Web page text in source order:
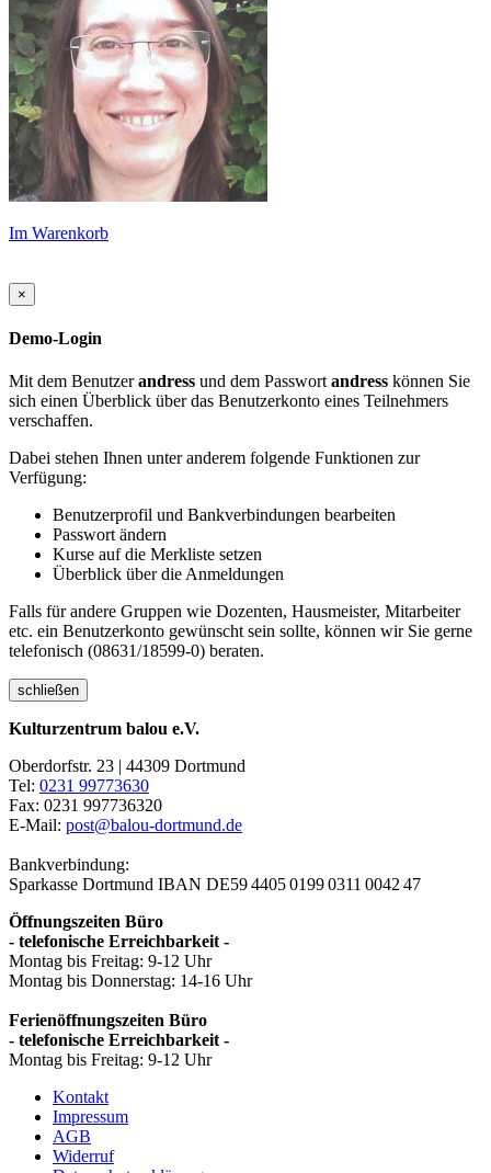
Im Warenkorb
×
Demo-Login
Mit dem Benutzerandress und dem Passwort andress können Sie
sich einen Überblick über das Benutzerkonto eines Teilnehmers
verschaffen.
Dabei stehen Ihnen unter anderem folgende Funktionen zur
Verfügung:
Benutzerprofil und Bankverbindungen bearbeiten
Passwort ändern
Kurse auf die Merkliste setzen
Überblick über die Anmeldungen
Falls für andere Gruppen wie Dozenten, Hausmeister, Mitarbeiter
etc. ein Benutzerkonto gewünscht sein sollte, können wir Sie gerne
telefonisch (08631/18599-0) beraten.
schließen
Kulturzentrum balou e.V.
Oberdorfstr. 23 | 44309 Dortmund
Tel: 0231 99773630
Fax: 0231 997736320
E-Mail: post@balou-dortmund.de
Bankverbindung:
Sparkasse Dortmund IBAN DE59 4405 0199 0311 0042 47
Öffnungszeiten Büro
- telefonische Erreichbarkeit -
Montag bis Freitag: 9-12 Uhr
Montag bis Donnerstag: 14-16 Uhr
Ferienöffnungszeiten Büro
- telefonische Erreichbarkeit -
Montag bis Freitag: 9-12 Uhr
Kontakt
Impressum
AGB
Widerruf